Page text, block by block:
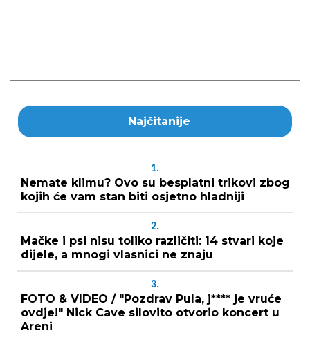
Najčitanije
1.
Nemate klimu? Ovo su besplatni trikovi zbog
kojih će vam stan biti osjetno hladniji
2.
Mačke i psi nisu toliko različiti: 14 stvari koje
dijele, a mnogi vlasnici ne znaju
3.
FOTO & VIDEO / "Pozdrav Pula, j**** je vruće
ovdje!" Nick Cave silovito otvorio koncert u
Areni